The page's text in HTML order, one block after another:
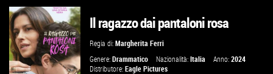
GUARDA IL TRAILER
VAI ALLA SCHEDA
Il ragazzo dai pantaloni rosa
Regia di:Margherita Ferri
Genere:Drammatico Nazionalità:Italia Anno:2024
Distributore:Eagle Pictures